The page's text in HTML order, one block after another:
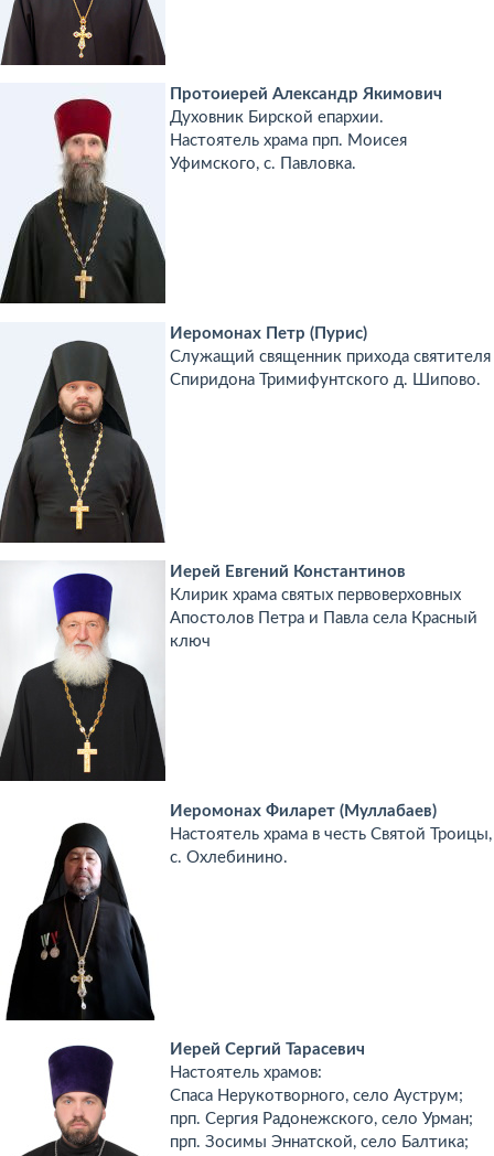
Протоиерей Александр Якимович
Духовник Бирской епархии.
Настоятель храма прп. Моисея
Уфимского, с. Павловка.
Иеромонах Петр (Пурис)
Служащий священник прихода святителя
Спиридона Тримифунтского д. Шипово.
Иерей Евгений Константинов
Клирик храма святых первоверховных
Апостолов Петра и Павла села Красный
ключ
Иеромонах Филарет (Муллабаев)
Настоятель храма в честь Святой Троицы,
с. Охлебинино.
Иерей Сергий Тарасевич
Настоятель храмов:
Спаса Нерукотворного, село Ауструм;
прп. Сергия Радонежского, село Урман;
прп. Зосимы Эннатской, село Балтика;